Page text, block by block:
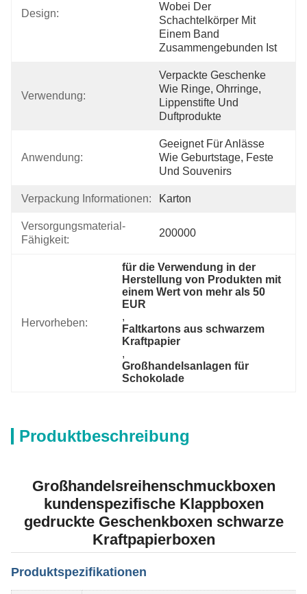
Design:
Wobei Der
Schachtelkörper Mit
Einem Band
Zusammengebunden Ist
Verwendung:
Verpackte Geschenke
Wie Ringe, Ohrringe,
Lippenstifte Und
Duftprodukte
Anwendung:
Geeignet Für Anlässe
Wie Geburtstage, Feste
Und Souvenirs
Verpackung Informationen: Karton
Versorgungsmaterial-
Fähigkeit:
200000
Hervorheben:
für die Verwendung in der
Herstellung von Produkten mit
einem Wert von mehr als 50
EUR
,
Faltkartons aus schwarzem
Kraftpapier
,
Großhandelsanlagen für
Schokolade
Produktbeschreibung
Großhandelsreihenschmuckboxen
kundenspezifische Klappboxen
gedruckte Geschenkboxen schwarze
Kraftpapierboxen
Produktspezifikationen